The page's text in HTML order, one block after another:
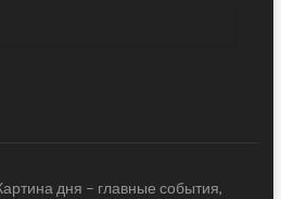
дня – главные события,